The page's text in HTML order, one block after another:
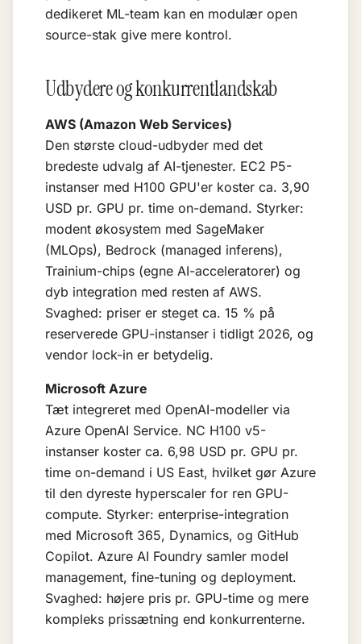
dedikeret ML-team kan en modulær open
source-stak give mere kontrol.
Udbydere og konkurrentlandskab
AWS (Amazon Web Services)
Den største cloud-udbyder med det
bredeste udvalg af AI-tjenester. EC2 P5-
instanser med H100 GPU'er koster ca. 3,90
USD pr. GPU pr. time on-demand. Styrker:
modent økosystem med SageMaker
(MLOps), Bedrock (managed inferens),
Trainium-chips (egne AI-acceleratorer) og
dyb integration med resten af AWS.
Svaghed: priser er steget ca. 15 % på
reserverede GPU-instanser i tidligt 2026, og
vendor lock-in er betydelig.
Microsoft Azure
Tæt integreret med OpenAI-modeller via
Azure OpenAI Service. NC H100 v5-
instanser koster ca. 6,98 USD pr. GPU pr.
time on-demand i US East, hvilket gør Azure
til den dyreste hyperscaler for ren GPU-
compute. Styrker: enterprise-integration
med Microsoft 365, Dynamics, og GitHub
Copilot. Azure AI Foundry samler model
management, fine-tuning og deployment.
Svaghed: højere pris pr. GPU-time og mere
kompleks prissætning end konkurrenterne.